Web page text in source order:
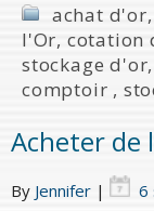
achat d'or
l'Or, cotation
stockage d'or
comptoir ,
Acheter de
By Jennifer | 6